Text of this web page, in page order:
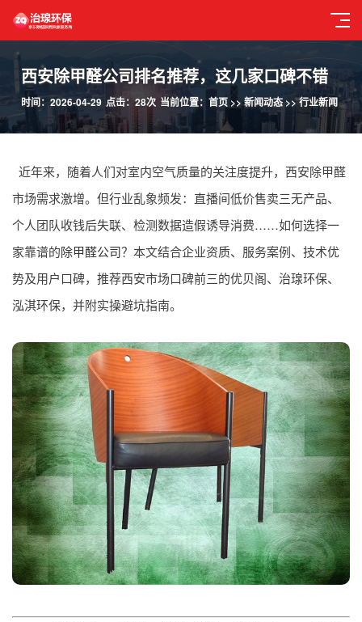
西安除甲醛公司排名推荐，这几家口碑不错
当前位置： 首页>> 新闻动态>>行业新闻
时间：2026-04-29 点击：28次
近年来，随着人们对室内空气质量的关注度提升，西安除甲醛
市场需求激增。但行业乱象频发：直播间低价售卖三无产品、
个人团队收钱后失联、检测数据造假诱导消费……如何选择一
家靠谱的除甲醛公司？本文结合企业资质、服务案例、技术优
势及用户口碑，推荐西安市场口碑前三的优贝阁、治瑔环保、
泓淇环保，并附实操避坑指南。